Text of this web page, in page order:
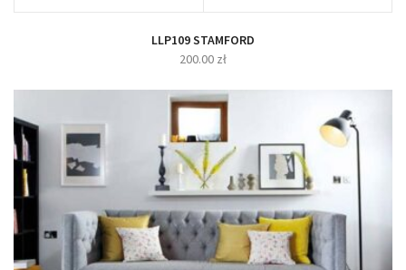
LLP109 STAMFORD
200.00 zł